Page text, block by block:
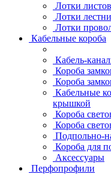
Лотки
Лотки
Лотки
Кабельные короба
Кабель-
Короба
Короба
Кабельные
крышкой
Короба
Короба
Подпольно-
Короба для
Аксессуары
Перфопрофили